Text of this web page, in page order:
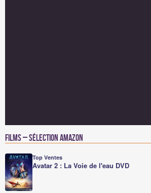
Films – Sélection Amazon
Top Ventes
Avatar 2 : La Voie de l'eau DVD